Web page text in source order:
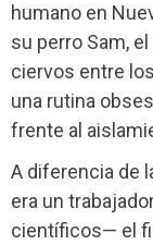
humano en
su perro Sam,
ciervos entre
una rutina
frente al
A diferencia de
era un
científicos— el